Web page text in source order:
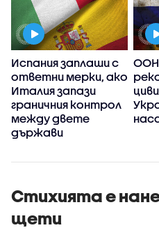
Испания заплаши с
ответни мерки, ако
Италия запази
граничния контрол
между двете
държави
Стихията е
щети